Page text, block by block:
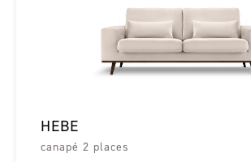
HEBE
canapé 2 places